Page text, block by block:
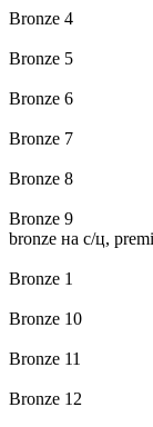
Bronze 4
Bronze 5
Bronze 6
Bronze 7
Bronze 8
Bronze 9
bronze на с/ц,
Bronze 1
Bronze 10
Bronze 11
Bronze 12